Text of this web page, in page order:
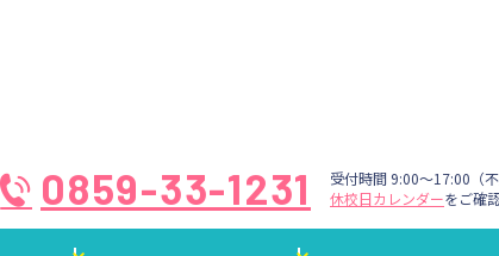
0859-33-1231
受付時間 9:00〜17:00（不
休校日カレンダーをご確